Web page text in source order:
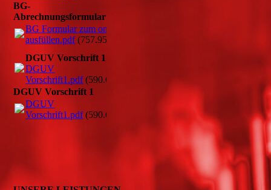
BG-
Abrechnungsformular
BG Formular zum online
ausfüllen.pdf(757.95KB)
DGUV Vorschrift 1
DGUV
Vorschrift1.pdf(590.65KB)
DGUV Vorschrift 1
DGUV
Vorschrift1.pdf(590.65KB)